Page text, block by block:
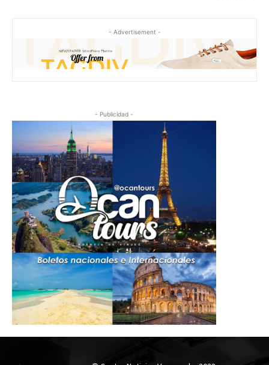
- Advertisement -
- Publicidad -